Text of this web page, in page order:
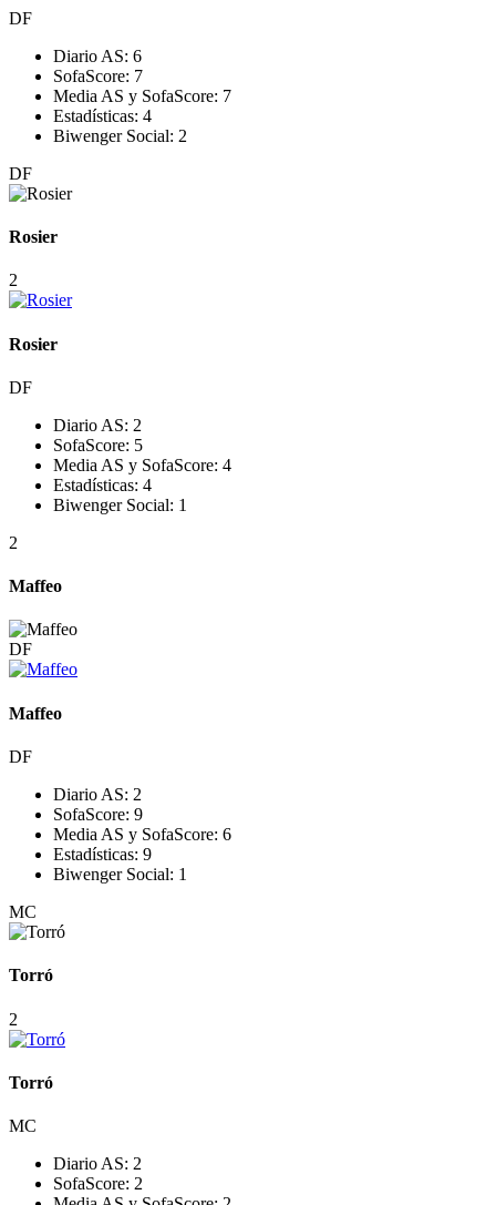
DF
Diario AS: 6
SofaScore: 7
Media AS y SofaScore: 7
Estadísticas: 4
Biwenger Social: 2
DF
Rosier
2
Rosier
DF
Diario AS: 2
SofaScore: 5
Media AS y SofaScore: 4
Estadísticas: 4
Biwenger Social: 1
2
Maffeo
DF
Maffeo
DF
Diario AS: 2
SofaScore: 9
Media AS y SofaScore: 6
Estadísticas: 9
Biwenger Social: 1
MC
Torró
2
Torró
MC
Diario AS: 2
SofaScore: 2